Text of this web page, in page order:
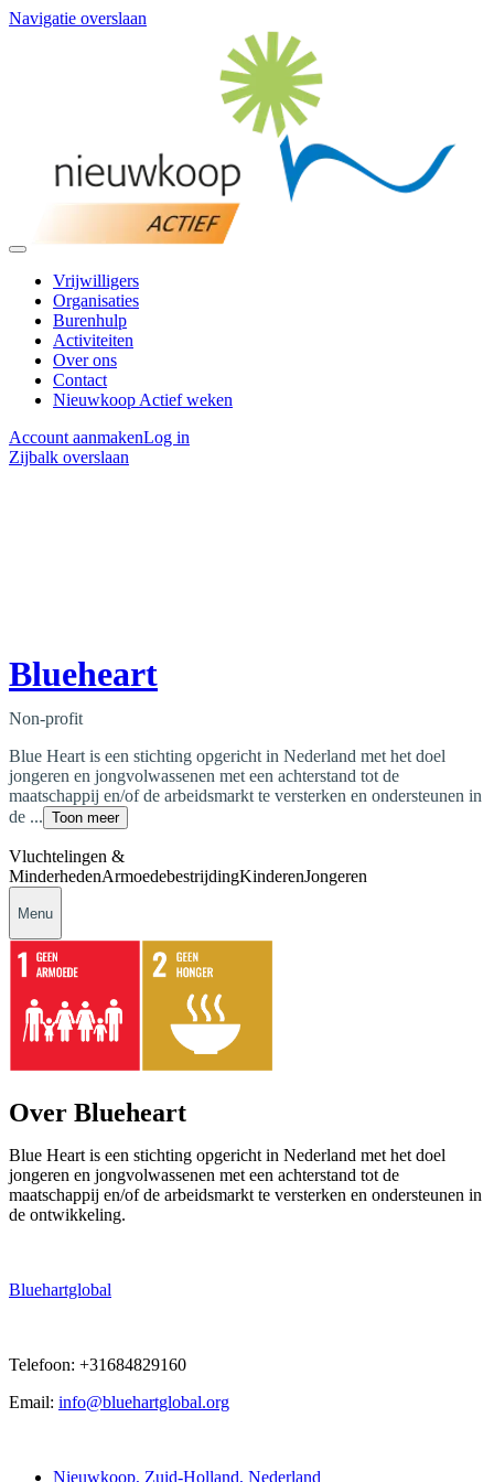
Navigatie overslaan
Vrijwilligers
Organisaties
Burenhulp
Activiteiten
Over ons
Contact
Nieuwkoop Actief weken
Account aanmakenLog in
Zijbalk overslaan
Blueheart
Non-profit
Blue Heart is een stichting opgericht in Nederland met het doel
jongeren en jongvolwassenen met een achterstand tot de
maatschappij en/of de arbeidsmarkt te versterken en ondersteunen in
de ... Toon meer
Vluchtelingen &
MinderhedenArmoedebestrijdingKinderenJongeren
Menu
Over Blueheart
Blue Heart is een stichting opgericht in Nederland met het doel
jongeren en jongvolwassenen met een achterstand tot de
maatschappij en/of de arbeidsmarkt te versterken en ondersteunen in
de ontwikkeling.
Bluehartglobal
Telefoon: +31684829160
Email: info@bluehartglobal.org
Nieuwkoop, Zuid-Holland, Nederland